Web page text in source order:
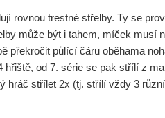
rovnou trestné střelby. Ty se
může být i tahem, míček musí
překročit půlící čáru oběhama
od 7. série se pak střílí z
hráč střílet 2x (tj. střílí vždy 3